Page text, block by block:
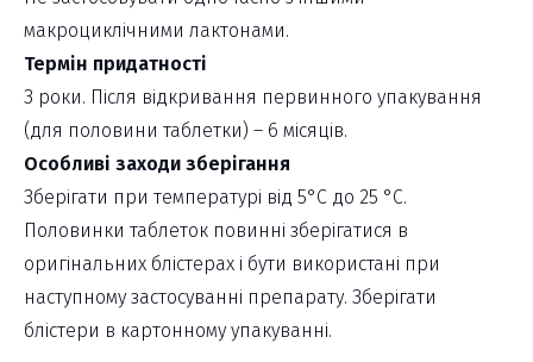
макроциклічними лактонами.
Термін придатності
З роки. Після відкривання первинного упакування
(для половини таблетки) – 6 місяців.
Особливі заходи зберігання
Зберігати при температурі від 5°С до 25 °С.
Половинки таблеток повинні зберігатися в
оригінальних блістерах і бути використані при
наступному застосуванні препарату. Зберігати
блістери в картонному упакуванні.